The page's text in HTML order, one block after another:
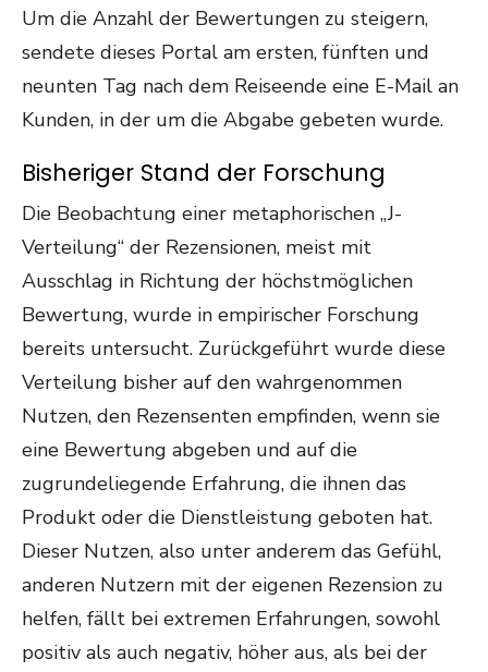
Um die Anzahl der Bewertungen zu steigern,
sendete dieses Portal am ersten, fünften und
neunten Tag nach dem Reiseende eine E-Mail an
Kunden, in der um die Abgabe gebeten wurde.
Bisheriger Stand der Forschung
Die Beobachtung einer metaphorischen „J-
Verteilung“ der Rezensionen, meist mit
Ausschlag in Richtung der höchstmöglichen
Bewertung, wurde in empirischer Forschung
bereits untersucht. Zurückgeführt wurde diese
Verteilung bisher auf den wahrgenommen
Nutzen, den Rezensenten empfinden, wenn sie
eine Bewertung abgeben und auf die
zugrundeliegende Erfahrung, die ihnen das
Produkt oder die Dienstleistung geboten hat.
Dieser Nutzen, also unter anderem das Gefühl,
anderen Nutzern mit der eigenen Rezension zu
helfen, fällt bei extremen Erfahrungen, sowohl
positiv als auch negativ, höher aus, als bei der